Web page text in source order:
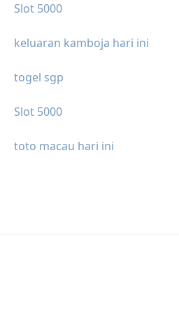
Slot 5000
keluaran kamboja hari ini
togel sgp
Slot 5000
toto macau hari ini